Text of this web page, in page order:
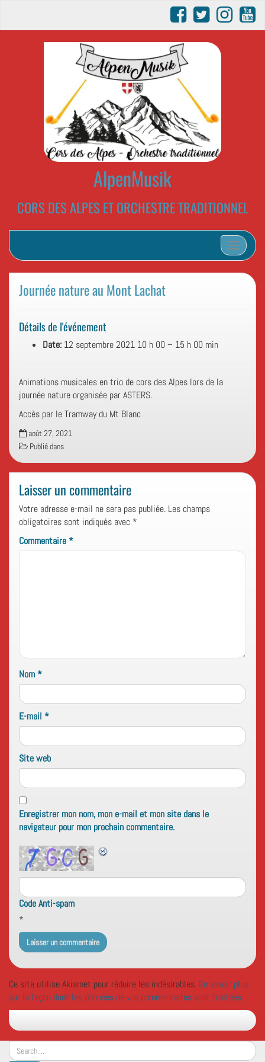
AlpenMusik
CORS DES ALPES ET ORCHESTRE TRADITIONNEL
Afficher/
Journée nature au Mont Lachat
Détails de l'événement
Date: 12 septembre 2021 10 h 00 – 15 h 00 min
Animations musicales en trio de cors des Alpes lors de la
journée nature organisée par ASTERS.
Accès par le Tramway du Mt Blanc
août 27, 2021
Publié dans
Laisser un commentaire
Votre adresse e-mail ne sera pas publiée. Les champs
obligatoires sont indiqués avec *
Commentaire *
Nom *
E-mail *
Site web
Enregistrer mon nom, mon e-mail et mon site dans le
navigateur pour mon prochain commentaire.
Code Anti-spam
*
Ce site utilise Akismet pour réduire les indésirables. En savoir plus
sur la façon dont les données de vos commentaires sont traitées.